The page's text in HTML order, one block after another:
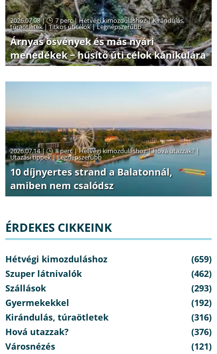
2026.07.08 | 7 perc|Hétvégi kimozduláshoz|Kirándulás,
túraötletek|Titkos úticélok|Legnépszerűbb
Árnyas ösvények és más nyári
menedékek − hűsítő úti célok kánikulára
2026.07.14 | 8 perc|Hétvégi kimozduláshoz|Hová utazzak? |
Utazási tippek|Legnépszerűbb
10 díjnyertes strand a Balatonnál,
amiben nem csalódsz
ÉRDEKES CIKKEINK
Hétvégi kimozduláshoz
(659)
Szuper látnivalók
(462)
Szállások
(293)
Gyermekekkel
(192)
Kirándulás, túraötletek
(316)
Hová utazzak?
(376)
Városnézés
(121)